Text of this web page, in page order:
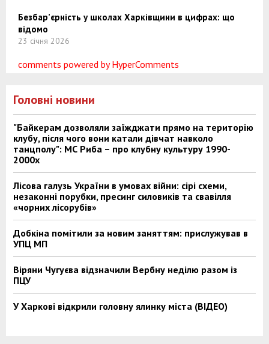
Безбар’єрність у школах Харківщини в цифрах: що
відомо
23 січня 2026
comments powered by HyperComments
Головні новини
"Байкерам дозволяли заїжджати прямо на територію
клубу, після чого вони катали дівчат навколо
танцполу": МС Риба – про клубну культуру 1990-
2000х
Лісова галузь України в умовах війни: сірі схеми,
незаконні порубки, пресинг силовиків та свавілля
«чорних лісорубів»
Добкіна помітили за новим заняттям: прислужував в
УПЦ МП
Віряни Чугуєва відзначили Вербну неділю разом із
ПЦУ
У Харкові відкрили головну ялинку міста (ВІДЕО)